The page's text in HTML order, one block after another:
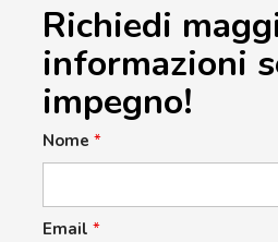
Richiedi
informazioni
impegno!
Nome *
Email *